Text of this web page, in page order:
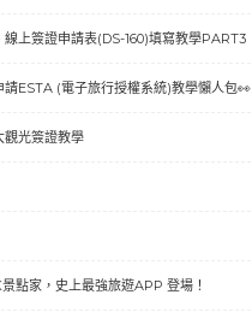
線上簽證申請表(DS-160)填寫教學PART3
請ESTA (電子旅行授權系統)教學懶人包👀
觀光簽證教學
點家，史上最強旅遊APP 登場！